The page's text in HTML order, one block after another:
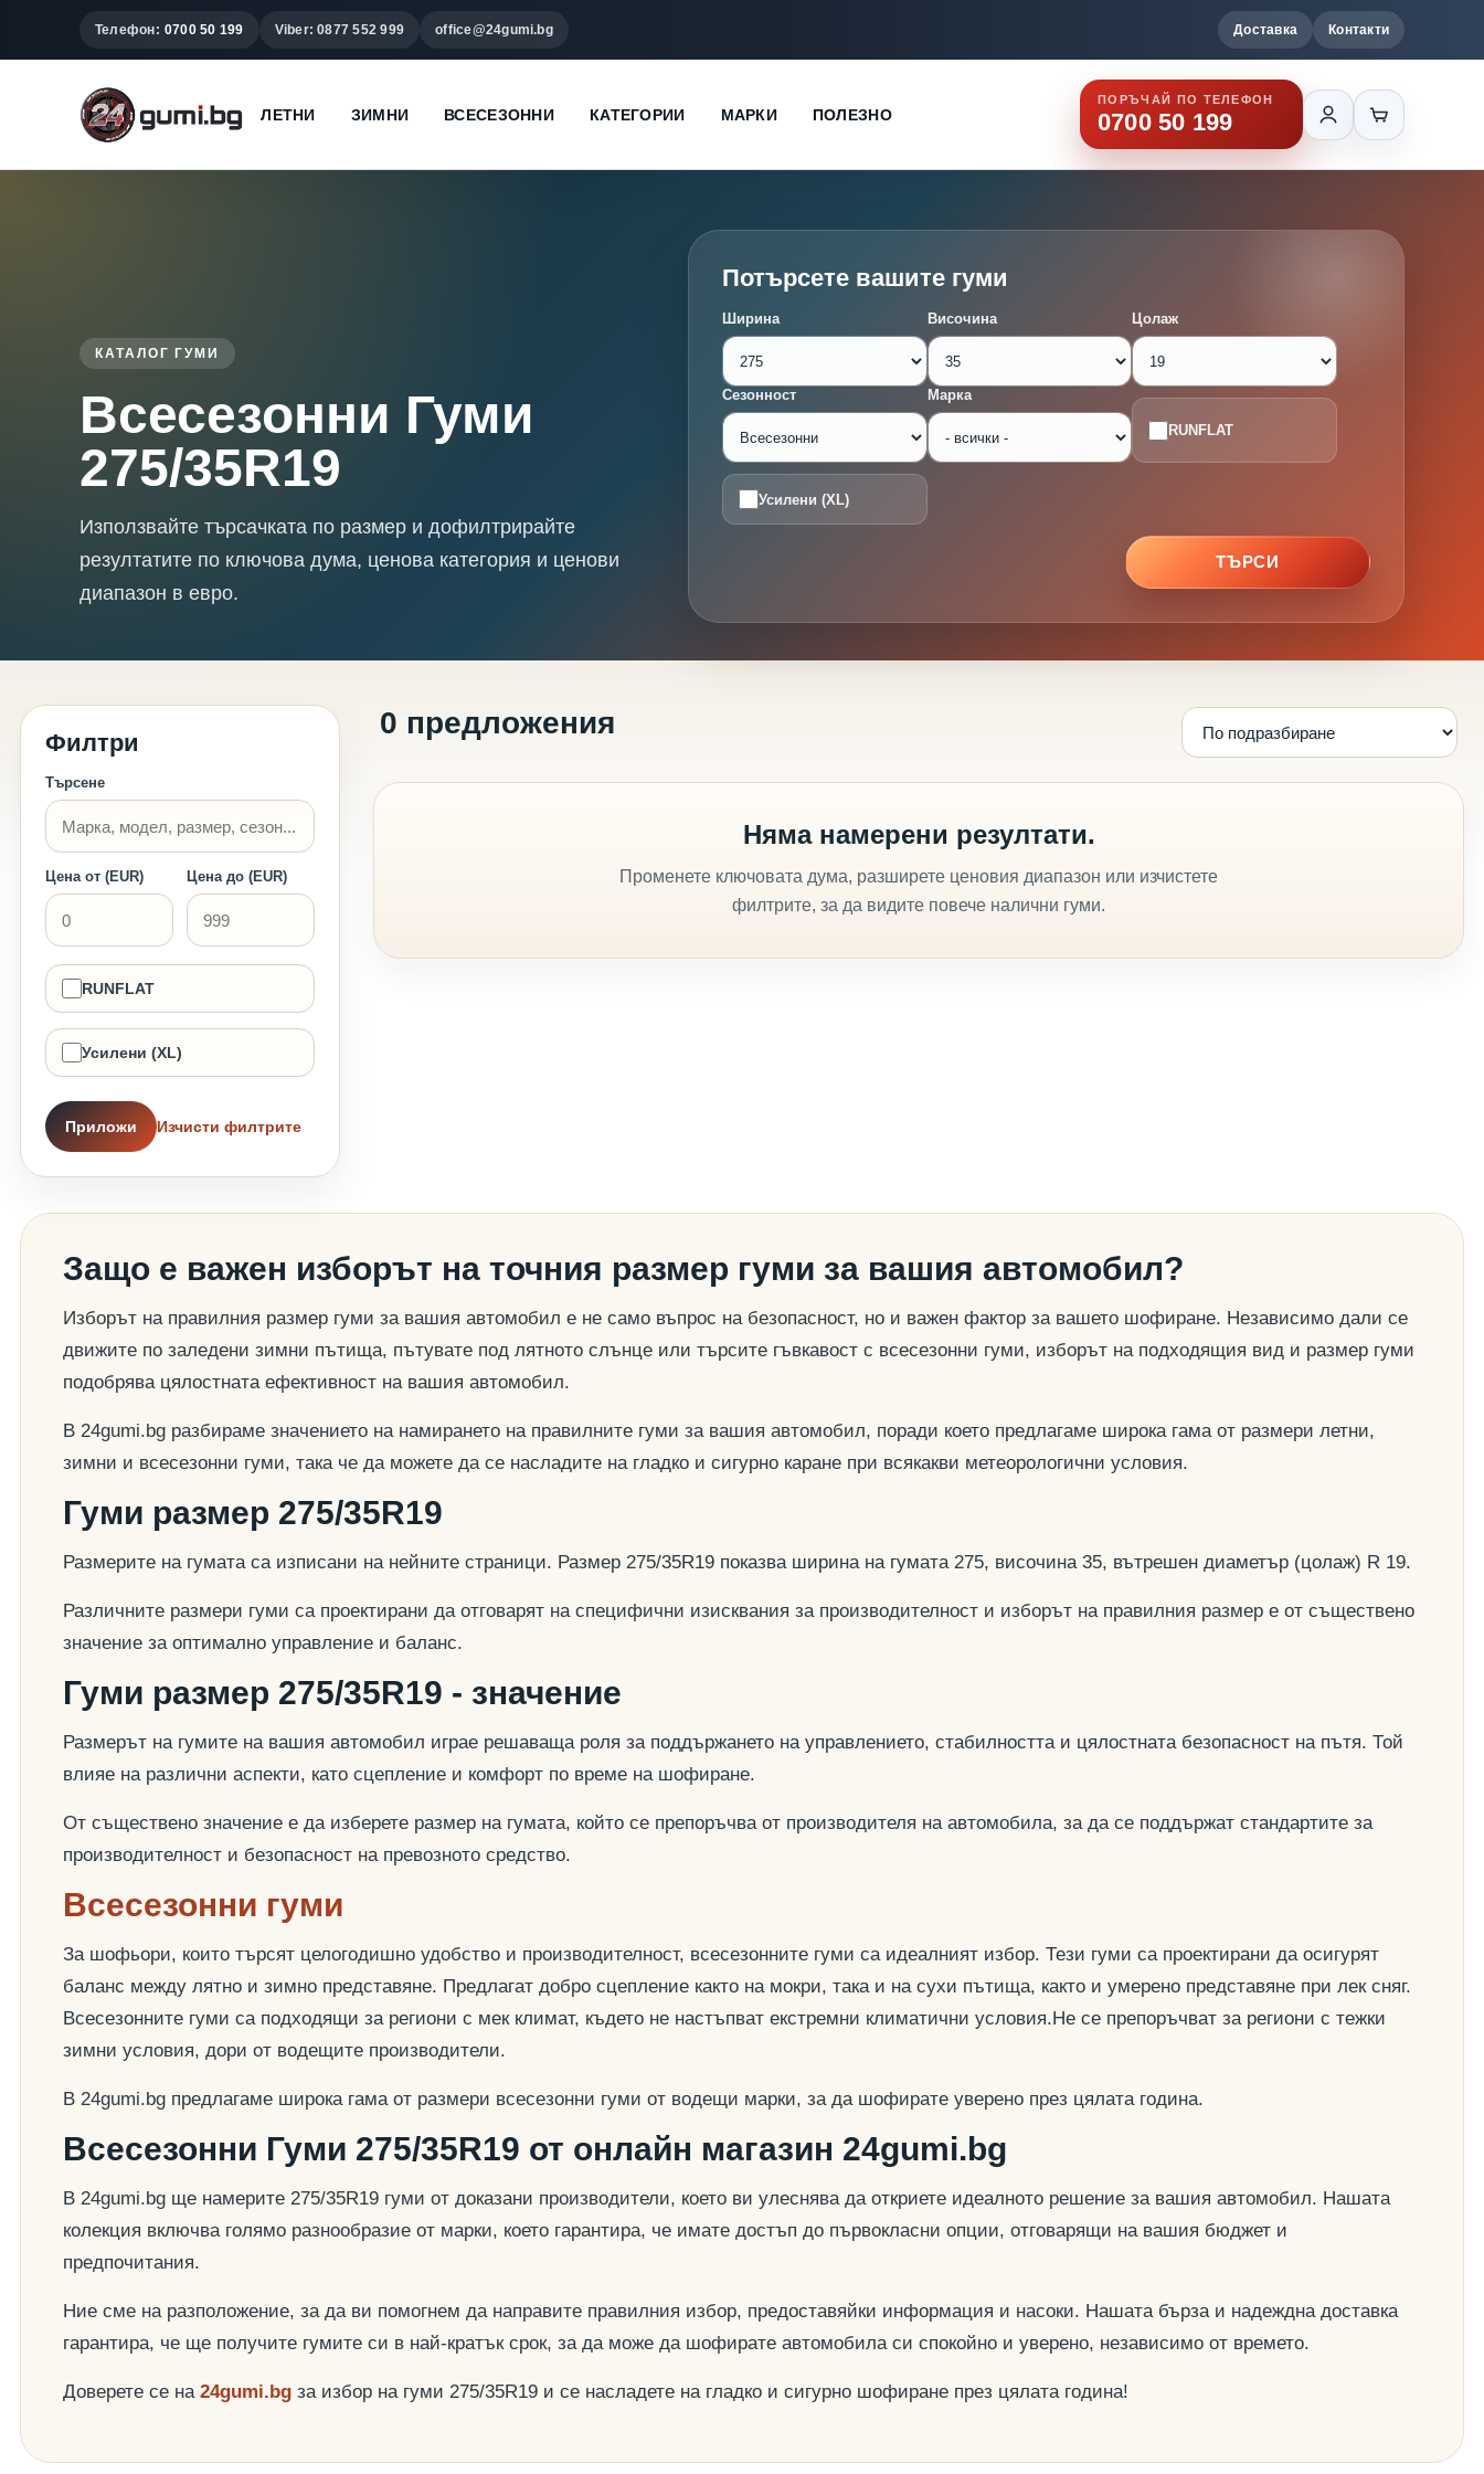
Телефон: 0700 50 199 Viber: 0877 552 999 office@24gumi.bg Доставка Контакти
ЛЕТНИ ЗИМНИ ВСЕСЕЗОННИ КАТЕГОРИИ МАРКИ ПОЛЕЗНО
ПОРЪЧАЙ ПО ТЕЛЕФОН
0700 50 199
КАТАЛОГ ГУМИ
Всесезонни Гуми
275/35R19
Използвайте търсачката по размер и дофилтрирайте
резултатите по ключова дума, ценова категория и ценови
диапазон в евро.
Потърсете вашите гуми
Ширина Височина Цолаж
Сезонност Марка
RUNFLAT
Усилени (XL)
ТЪРСИ
Филтри
Търсене
Цена от (EUR) Цена до (EUR)
RUNFLAT
Усилени (XL)
Приложи Изчисти филтрите
0 предложения
Няма намерени резултати.
Променете ключовата дума, разширете ценовия диапазон или изчистете
филтрите, за да видите повече налични гуми.
Защо е важен изборът на точния размер гуми за вашия автомобил?
Изборът на правилния размер гуми за вашия автомобил е не само въпрос на безопасност, но и важен фактор за вашето шофиране. Независимо дали се
движите по заледени зимни пътища, пътувате под лятното слънце или търсите гъвкавост с всесезонни гуми, изборът на подходящия вид и размер гуми
подобрява цялостната ефективност на вашия автомобил.
В 24gumi.bg разбираме значението на намирането на правилните гуми за вашия автомобил, поради което предлагаме широка гама от размери летни,
зимни и всесезонни гуми, така че да можете да се насладите на гладко и сигурно каране при всякакви метеорологични условия.
Гуми размер 275/35R19
Размерите на гумата са изписани на нейните страници. Размер 275/35R19 показва ширина на гумата 275, височина 35, вътрешен диаметър (цолаж) R 19.
Различните размери гуми са проектирани да отговарят на специфични изисквания за производителност и изборът на правилния размер е от съществено
значение за оптимално управление и баланс.
Гуми размер 275/35R19 - значение
Размерът на гумите на вашия автомобил играе решаваща роля за поддържането на управлението, стабилността и цялостната безопасност на пътя. Той
влияе на различни аспекти, като сцепление и комфорт по време на шофиране.
От съществено значение е да изберете размер на гумата, който се препоръчва от производителя на автомобила, за да се поддържат стандартите за
производителност и безопасност на превозното средство.
Всесезонни гуми
За шофьори, които търсят целогодишно удобство и производителност, всесезонните гуми са идеалният избор. Тези гуми са проектирани да осигурят
баланс между лятно и зимно представяне. Предлагат добро сцепление както на мокри, така и на сухи пътища, както и умерено представяне при лек сняг.
Всесезонните гуми са подходящи за региони с мек климат, където не настъпват екстремни климатични условия.Не се препоръчват за региони с тежки
зимни условия, дори от водещите производители.
В 24gumi.bg предлагаме широка гама от размери всесезонни гуми от водещи марки, за да шофирате уверено през цялата година.
Всесезонни Гуми 275/35R19 от онлайн магазин 24gumi.bg
В 24gumi.bg ще намерите 275/35R19 гуми от доказани производители, което ви улеснява да откриете идеалното решение за вашия автомобил. Нашата
колекция включва голямо разнообразие от марки, което гарантира, че имате достъп до първокласни опции, отговарящи на вашия бюджет и
предпочитания.
Ние сме на разположение, за да ви помогнем да направите правилния избор, предоставяйки информация и насоки. Нашата бърза и надеждна доставка
гарантира, че ще получите гумите си в най-кратък срок, за да може да шофирате автомобила си спокойно и уверено, независимо от времето.
Доверете се на 24gumi.bg за избор на гуми 275/35R19 и се насладете на гладко и сигурно шофиране през цялата година!